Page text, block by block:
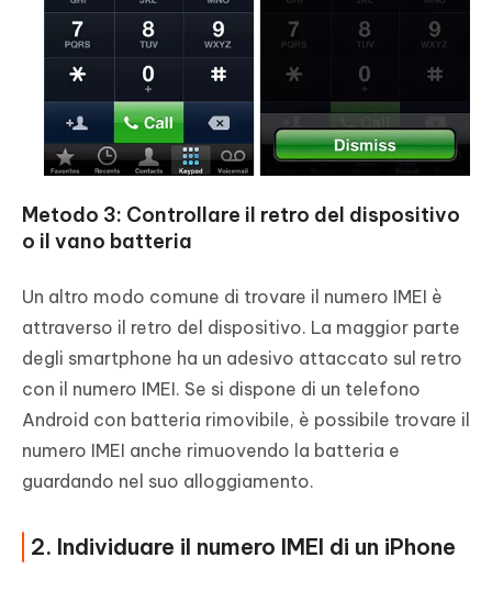
Metodo 3: Controllare il retro del dispositivo
o il vano batteria
Un altro modo comune di trovare il numero IMEI è
attraverso il retro del dispositivo. La maggior parte
degli smartphone ha un adesivo attaccato sul retro
con il numero IMEI. Se si dispone di un telefono
Android con batteria rimovibile, è possibile trovare il
numero IMEI anche rimuovendo la batteria e
guardando nel suo alloggiamento.
2. Individuare il numero IMEI di un iPhone